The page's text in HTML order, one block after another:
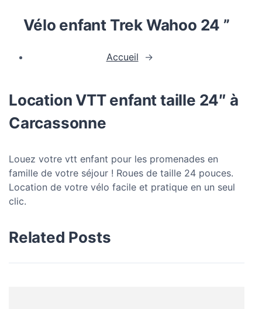
Vélo enfant Trek Wahoo 24 ”
Accueil →
Location VTT enfant taille 24″ à
Carcassonne
Louez votre vtt enfant pour les promenades en
famille de votre séjour ! Roues de taille 24 pouces.
Location de votre vélo facile et pratique en un seul
clic.
Related Posts